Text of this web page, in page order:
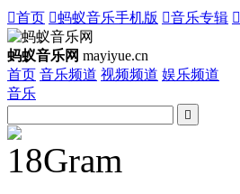
首页 蚂蚁音乐手机版 音乐专辑 
蚂蚁音乐网 mayiyue.cn
首页 音乐频道 视频频道 娱乐频道
音乐
